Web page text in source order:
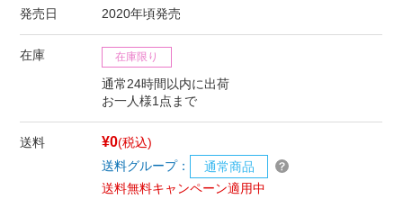
発売日 2020年頃発売
在庫 在庫限り
通常24時間以内に出荷
お一人様1点まで
送料 ¥0(税込)
送料グループ：
通常商品
送料無料キャンペーン適用中